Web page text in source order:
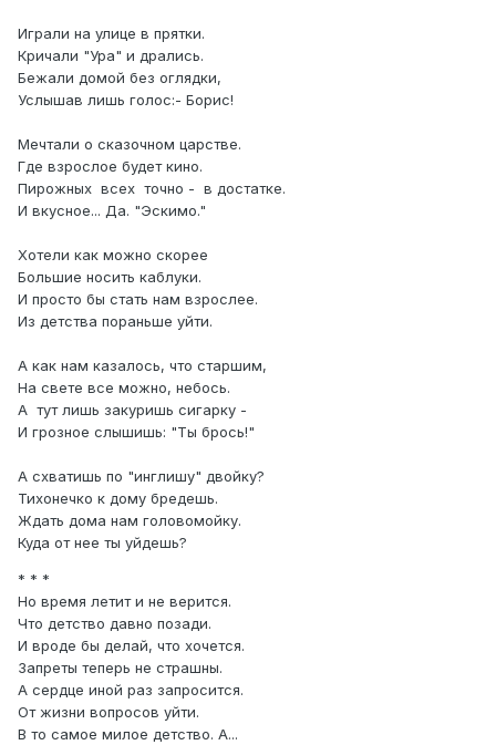
Играли на улице в прятки.
Кричали "Ура" и дрались.
Бежали домой без оглядки,
Услышав лишь голос:- Борис!
Мечтали о сказочном царстве.
Где взрослое будет кино.
Пирожных всех точно - в достатке.
И вкусное... Да. "Эскимо."
Хотели как можно скорее
Большие носить каблуки.
И просто бы стать нам взрослее.
Из детства пораньше уйти.
А как нам казалось, что старшим,
На свете все можно, небось.
А тут лишь закуришь сигарку -
И грозное слышишь: "Ты брось!"
А схватишь по "инглишу" двойку?
Тихонечко к дому бредешь.
Ждать дома нам головомойку.
Куда от нее ты уйдешь?
* * *
Но время летит и не верится.
Что детство давно позади.
И вроде бы делай, что хочется.
Запреты теперь не страшны.
А сердце иной раз запросится.
От жизни вопросов уйти.
В то самое милое детство. А...